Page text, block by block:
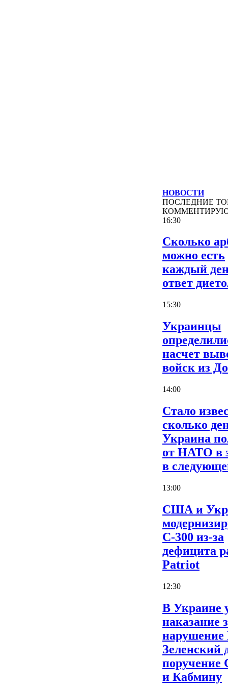
НОВОСТИ
ПОСЛЕДНИЕ
16:30
Сколько
можно есть
каждый
ответ
15:30
Украинцы
насчет
войск из
14:00
Стало
сколько
Украина
от НАТО в
в
13:00
США и
С-300 из-за
дефицита
Patriot
12:30
В Украине
наказание
Зеленский
и Кабмину